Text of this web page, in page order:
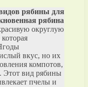
рябины для
рябина
округлую
вкус, но их
компотов,
Этот вид рябины
пчелы и